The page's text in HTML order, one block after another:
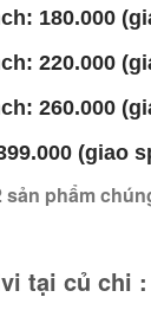
180.000
220.000
260.000
(giao
phẩm
tại củ chi :
năng cao cấp
₫